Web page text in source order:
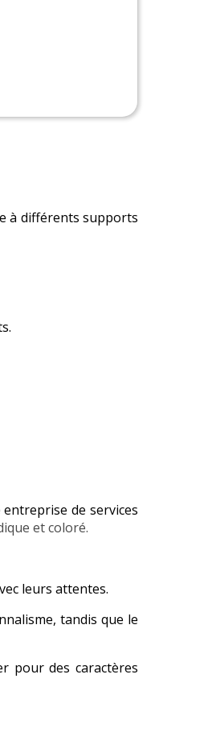
à différents supports
de services
et coloré.
leurs attentes.
tandis que le
pour des caractères